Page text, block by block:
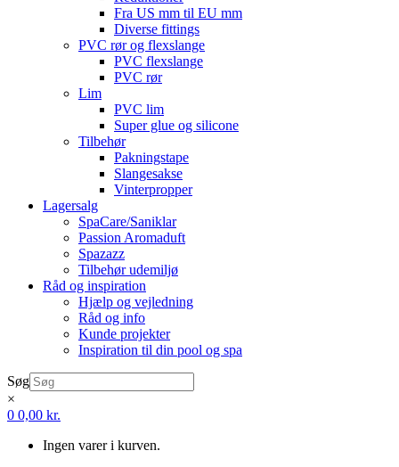
Fra US mm til EU mm
Diverse fittings
PVC rør og flexslange
PVC flexslange
PVC rør
Lim
PVC lim
Super glue og silicone
Tilbehør
Pakningstape
Slangesakse
Vinterpropper
Lagersalg
SpaCare/Saniklar
Passion Aromaduft
Spazazz
Tilbehør udemiljø
Råd og inspiration
Hjælp og vejledning
Råd og info
Kunde projekter
Inspiration til din pool og spa
Søg
×
0 0,00 kr.
Ingen varer i kurven.